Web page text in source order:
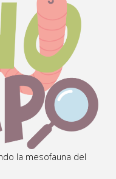
la mesofauna del